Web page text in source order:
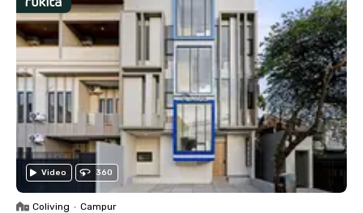
Video 360
Coliving • Campur